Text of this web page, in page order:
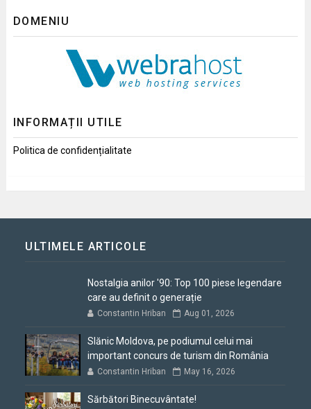
DOMENIU
INFORMAȚII UTILE
Politica de confidențialitate
ULTIMELE ARTICOLE
Nostalgia anilor '90: Top 100 piese legendare
care au definit o generație
Constantin Hriban Aug 01, 2026
Slănic Moldova, pe podiumul celui mai
important concurs de turism din România
Constantin Hriban May 16, 2026
Sărbători Binecuvântate!